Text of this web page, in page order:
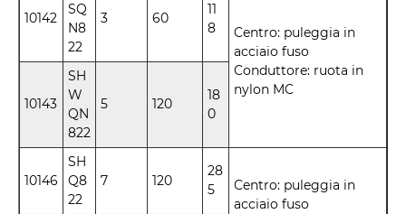
10142
SQ
N8
22
3 60
11
8
Centro: puleggia in
acciaio fuso
Conduttore: ruota in
nylon MC
10143
SH
W
QN
822
5 120
18
0
10146
SH
Q8
22
7 120
28
5
Centro: puleggia in
acciaio fuso